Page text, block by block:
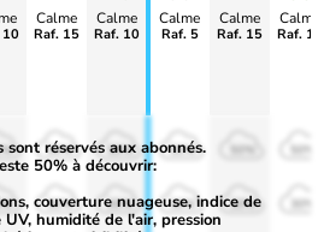
Calme
Raf. 15
Calme
Raf. 10
Calme
Raf. 5
Calme
Raf. 15 Raf.
50%
30%
50%
30%
50%
30% 30% 30%
sont réservés aux abonnés.
50% à découvrir:
couverture nuageuse, indice de
humidité de l'air, pression